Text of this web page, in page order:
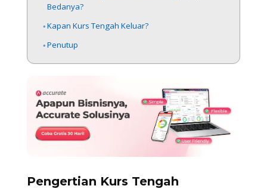
Bedanya?
Kapan Kurs Tengah Keluar?
Penutup
Pengertian Kurs Tengah